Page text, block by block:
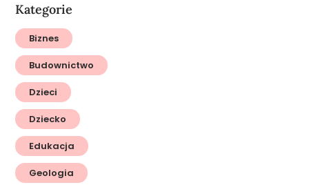
Kategorie
Biznes
Budownictwo
Dzieci
Dziecko
Edukacja
Geologia